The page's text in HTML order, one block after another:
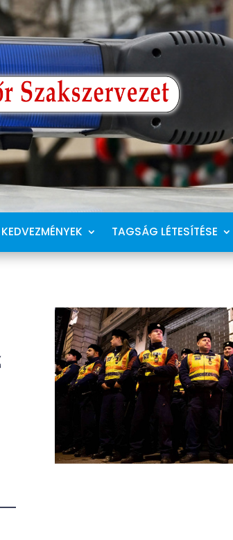
KEDVEZMÉNYEK TAGSÁG LÉTESÍTÉSE